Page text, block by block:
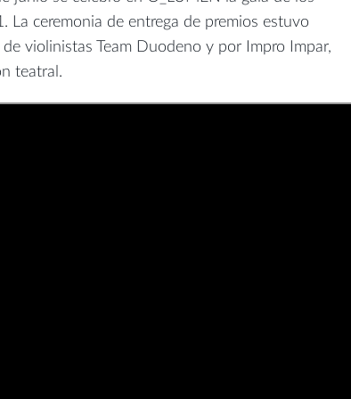
La ceremonia de entrega de premios estuvo
violinistas Team Duodeno y por Impro Impar,
teatral.